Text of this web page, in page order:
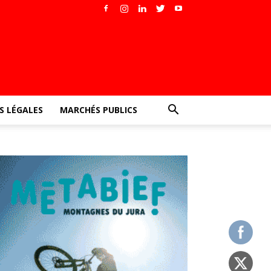
LÉGALES MARCHÉS PUBLICS